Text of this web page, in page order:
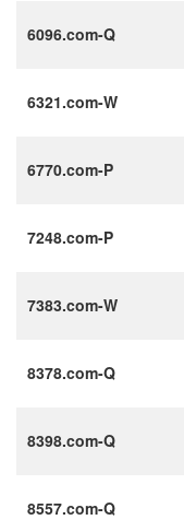
6096.com-Q
6321.com-W
6770.com-P
7248.com-P
7383.com-W
8378.com-Q
8398.com-Q
8557.com-Q